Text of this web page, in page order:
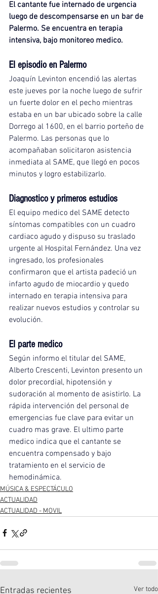
El cantante fue internado de urgencia
luego de descompensarse en un bar de
Palermo. Se encuentra en terapia
intensiva, bajo monitoreo medico.
El episodio en Palermo
Joaquín Levinton encendió las alertas
este jueves por la noche luego de sufrir
un fuerte dolor en el pecho mientras
estaba en un bar ubicado sobre la calle
Dorrego al 1600, en el barrio porteño de
Palermo. Las personas que lo
acompañaban solicitaron asistencia
inmediata al SAME, que llegó en pocos
minutos y logro estabilizarlo.
Diagnostico y primeros estudios
El equipo medico del SAME detecto
síntomas compatibles con un cuadro
cardiaco agudo y dispuso su traslado
urgente al Hospital Fernández. Una vez
ingresado, los profesionales
confirmaron que el artista padeció un
infarto agudo de miocardio y quedo
internado en terapia intensiva para
realizar nuevos estudios y controlar su
evolución.
El parte medico
Según informo el titular del SAME,
Alberto Crescenti, Levinton presento un
dolor precordial, hipotensión y
sudoración al momento de asistirlo. La
rápida intervención del personal de
emergencias fue clave para evitar un
cuadro mas grave. El ultimo parte
medico indica que el cantante se
encuentra compensado y bajo
tratamiento en el servicio de
hemodinámica.
MÚSICA & ESPECTÁCULO
ACTUALIDAD
ACTUALIDAD - MOVIL
Entradas recientes Ver todo